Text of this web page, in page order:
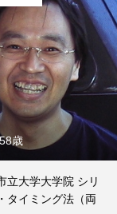
歳
立大学大学院 シリ
タイミング法（両